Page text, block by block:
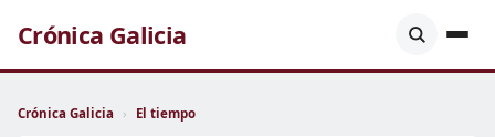
Crónica Galicia
Crónica Galicia › El tiempo